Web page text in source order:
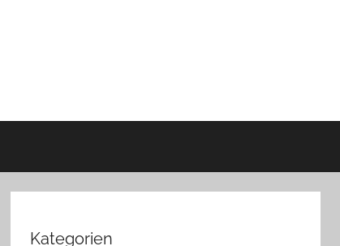
Kategorien